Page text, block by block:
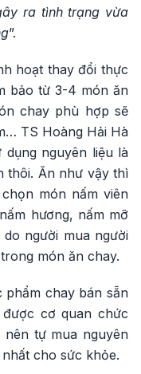
ra tình trạng vừa
”.
hoạt thay đổi thực
bảo từ 3-4 món ăn
chay phù hợp sẽ
TS Hoàng Hải Hà
nguyên liệu là
thôi. Ăn như vậy thì
món nấm viên
hương, nấm mỡ
người mua người
món ăn chay.
phẩm chay bán sẵn
cơ quan chức
nên tự mua nguyên
cho sức khỏe.